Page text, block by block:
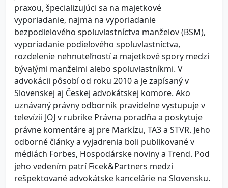
praxou, špecializujúci sa na majetkové
vyporiadanie, najmä na vyporiadanie
bezpodielového spoluvlastníctva manželov (BSM),
vyporiadanie podielového spoluvlastníctva,
rozdelenie nehnuteľností a majetkové spory medzi
bývalými manželmi alebo spoluvlastníkmi. V
advokácii pôsobí od roku 2010 a je zapísaný v
Slovenskej aj Českej advokátskej komore. Ako
uznávaný právny odborník pravidelne vystupuje v
televízii JOJ v rubrike Právna poradňa a poskytuje
právne komentáre aj pre Markízu, TA3 a STVR. Jeho
odborné články a vyjadrenia boli publikované v
médiách Forbes, Hospodárske noviny a Trend. Pod
jeho vedením patrí Ficek&Partners medzi
rešpektované advokátske kancelárie na Slovensku.